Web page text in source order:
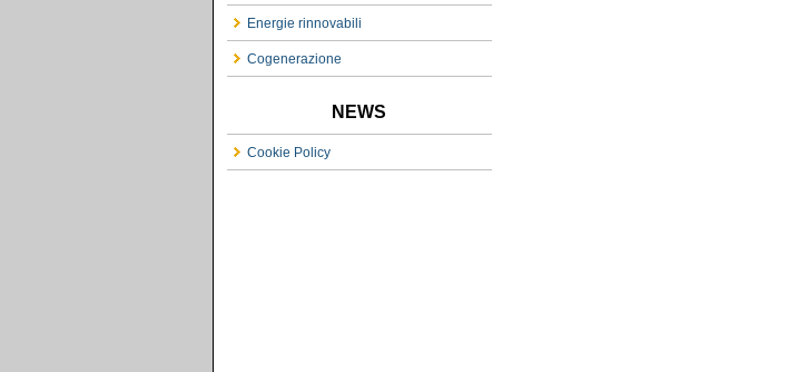
Energie rinnovabili
Cogenerazione
NEWS
Cookie Policy